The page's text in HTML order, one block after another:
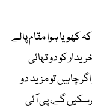
ہوا مقام پالے
کو دو تہائی
چاہیں تو مزید دو
گے، پی آئی